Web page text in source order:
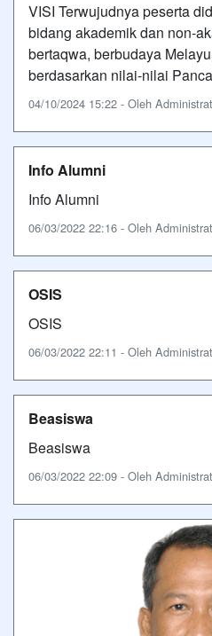
VISI Terwujudnya peserta
bidang akademik dan non-
bertaqwa, berbudaya
berdasarkan nilai-nilai
04/10/2024 15:22 - Oleh
Info Alumni
Info Alumni
06/03/2022 22:16 - Oleh
OSIS
OSIS
06/03/2022 22:11 - Oleh
Beasiswa
Beasiswa
06/03/2022 22:09 - Oleh